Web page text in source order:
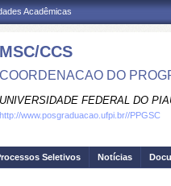
Acadêmicas
MSC/CCS
COORDENACAO DO
UNIVERSIDADE FEDERAL DO
http://www.posgraduacao.ufpi.br//PPGSC
Seletivos Notícias